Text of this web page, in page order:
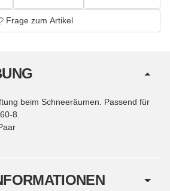
Frage zum Artikel
beim Schneeräumen. Passend für
8.